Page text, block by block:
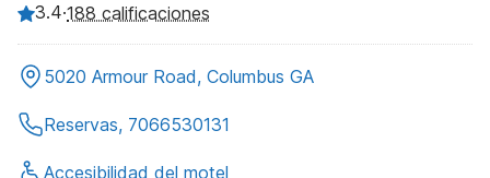
3.4·188 calificaciones
5020 Armour Road, Columbus GA
Reservas, 7066530131
Accesibilidad del motel